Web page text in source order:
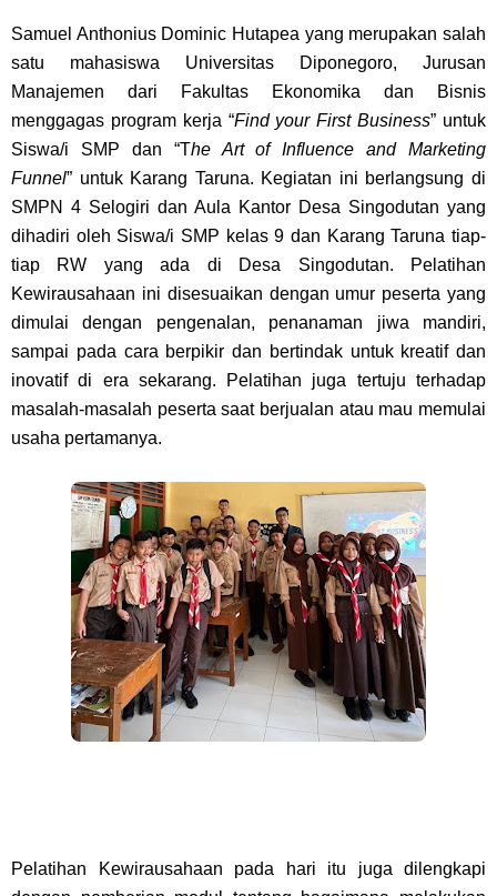
Samuel Anthonius Dominic Hutapea yang merupakan salah
satu mahasiswa Universitas Diponegoro, Jurusan
Manajemen dari Fakultas Ekonomika dan Bisnis
menggagas program kerja “Find your First Business” untuk
Siswa/i SMP dan “The Art of Influence and Marketing
Funnel” untuk Karang Taruna. Kegiatan ini berlangsung di
SMPN 4 Selogiri dan Aula Kantor Desa Singodutan yang
dihadiri oleh Siswa/i SMP kelas 9 dan Karang Taruna tiap-
tiap RW yang ada di Desa Singodutan. Pelatihan
Kewirausahaan ini disesuaikan dengan umur peserta yang
dimulai dengan pengenalan, penanaman jiwa mandiri,
sampai pada cara berpikir dan bertindak untuk kreatif dan
inovatif di era sekarang. Pelatihan juga tertuju terhadap
masalah-masalah peserta saat berjualan atau mau memulai
usaha pertamanya.
Pelatihan Kewirausahaan pada hari itu juga dilengkapi